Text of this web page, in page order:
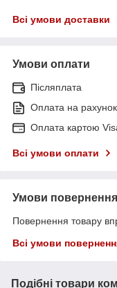
Всі умови доставки
Умови оплати
Післяплата
Оплата на рахунок
Оплата картою
Всі умови оплати
Умови повернення
Повернення товару
Всі умови
Подібні товари